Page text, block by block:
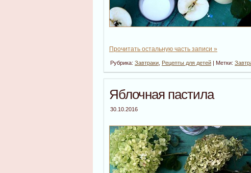
Прочитать остальную часть записи »
Рубрика: Завтраки Рецепты для детей | Метки:
Яблочная пастила
30.10.2016